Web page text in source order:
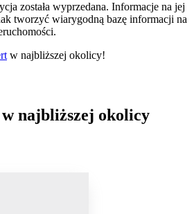
została wyprzedana. Informacje na jej
tworzyć wiarygodną bazę informacji na
w najbliższej okolicy!
najbliższej okolicy